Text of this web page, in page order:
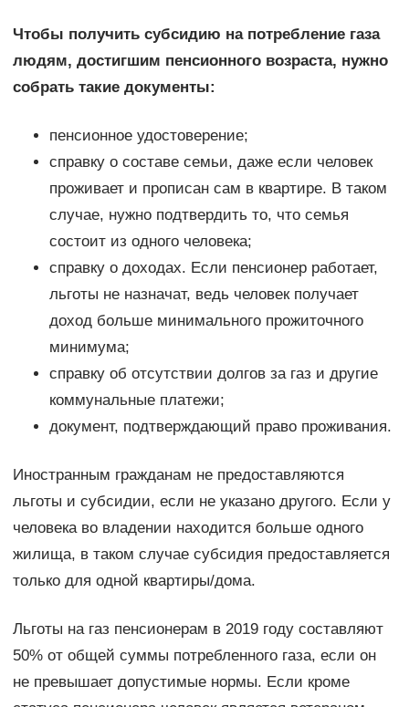
Чтобы получить субсидию на потребление газа
людям, достигшим пенсионного возраста, нужно
собрать такие документы:
пенсионное удостоверение;
справку о составе семьи, даже если человек
проживает и прописан сам в квартире. В таком
случае, нужно подтвердить то, что семья
состоит из одного человека;
справку о доходах. Если пенсионер работает,
льготы не назначат, ведь человек получает
доход больше минимального прожиточного
минимума;
справку об отсутствии долгов за газ и другие
коммунальные платежи;
документ, подтверждающий право проживания.
Иностранным гражданам не предоставляются
льготы и субсидии, если не указано другого. Если у
человека во владении находится больше одного
жилища, в таком случае субсидия предоставляется
только для одной квартиры/дома.
Льготы на газ пенсионерам в 2019 году составляют
50% от общей суммы потребленного газа, если он
не превышает допустимые нормы. Если кроме